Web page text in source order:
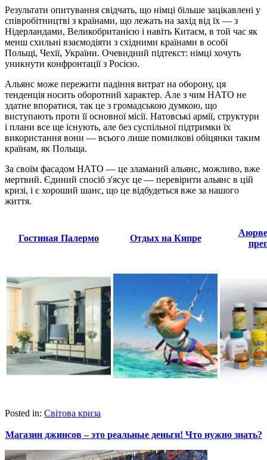
Результати опитування свідчать, що німці більше зацікавлені у
співробітництві з країнами, що лежать на захід від їх — з
Нідерландами, Великобританією і навіть Китаєм, в той час як
менш схильні взаємодіяти з східними країнами в особі
Польщі, Чехії, України. Очевидний підтекст: німці хочуть
уникнути конфронтації з Росією.
Альянс може пережити падіння витрат на оборону, ця
тенденція носить оборотний характер. Але з чим НАТО не
здатне впоратися, так це з громадською думкою, що
виступають проти її основної місії. Натовські армії, структури
і плани все ще існують, але без суспільної підтримки їх
використання вони — всього лише помилкові обіцянки таким
країнам, як Польща.
За своїм фасадом НАТО — це зламаний альянс, можливо, вже
мертвий. Єдиний спосіб з'ясує це — перевірити альянс в цій
кризі, і є хороший шанс, що це відбудеться вже за нашого
життя.
Гостиная Палермо Отдых на Кипре
Posted in: Світова криза
Магазин джинсов – это реальные деньги! Что нужно знать?